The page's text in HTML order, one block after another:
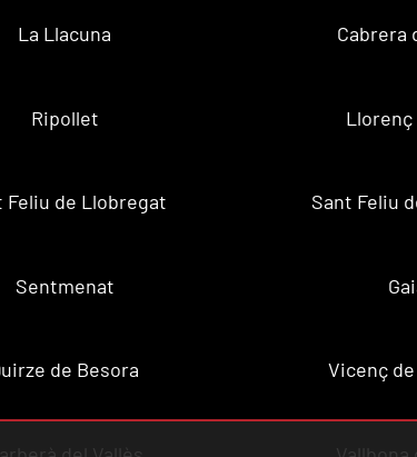
La Llacuna Cabrera
Ripollet Llorenç
Feliu de Llobregat Sant Feliu
Sentmenat
de Besora Vicenç